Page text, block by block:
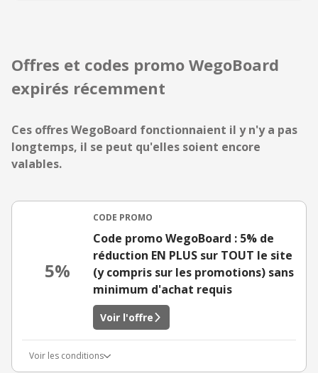
Offres et codes promo WegoBoard
expirés récemment
Ces offres WegoBoard fonctionnaient il y n'y a pas
longtemps, il se peut qu'elles soient encore
valables.
5%
CODE PROMO
Code promo WegoBoard : 5% de
réduction EN PLUS sur TOUT le site
(y compris sur les promotions) sans
minimum d'achat requis
Voir l'offre
Voir les conditions